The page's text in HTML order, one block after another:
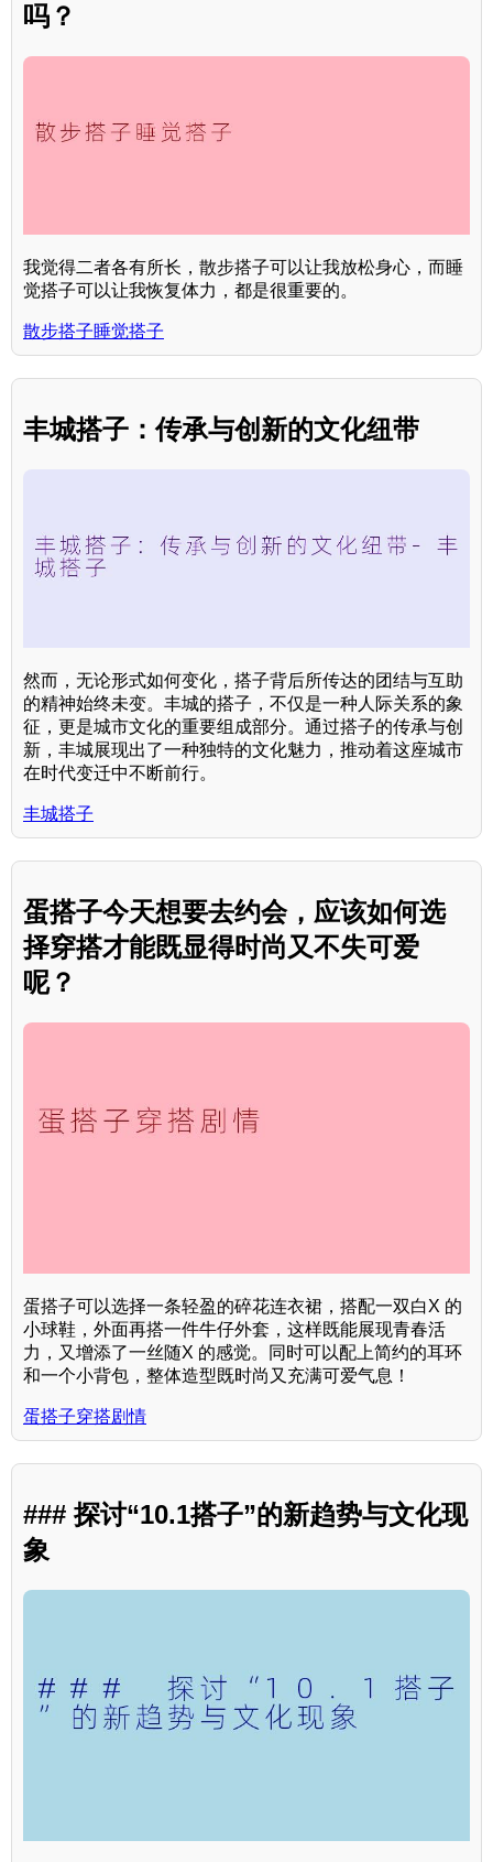
吗？
我觉得二者各有所长，散步搭子可以让我放松身心，而睡
觉搭子可以让我恢复体力，都是很重要的。
散步搭子睡觉搭子
丰城搭子：传承与创新的文化纽带
然而，无论形式如何变化，搭子背后所传达的团结与互助
的精神始终未变。丰城的搭子，不仅是一种人际关系的象
征，更是城市文化的重要组成部分。通过搭子的传承与创
新，丰城展现出了一种独特的文化魅力，推动着这座城市
在时代变迁中不断前行。
丰城搭子
蛋搭子今天想要去约会，应该如何选
择穿搭才能既显得时尚又不失可爱
呢？
蛋搭子可以选择一条轻盈的碎花连衣裙，搭配一双白X 的
小球鞋，外面再搭一件牛仔外套，这样既能展现青春活
力，又增添了一丝随X 的感觉。同时可以配上简约的耳环
和一个小背包，整体造型既时尚又充满可爱气息！
蛋搭子穿搭剧情
### 探讨“10.1搭子”的新趋势与文化现
象